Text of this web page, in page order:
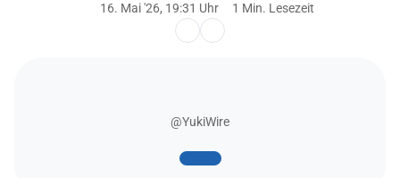
16. Mai '26, 19:31 Uhr 1 Min. Lesezeit
@YukiWire